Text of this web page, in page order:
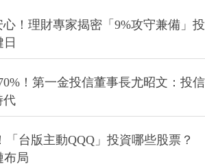
！理財專家揭密「9%攻守兼備」投
！第一金投信董事長尤昭文：投信
代
「台版主動QQQ」投資哪些股票？
布局